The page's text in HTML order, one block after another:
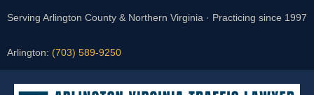
Serving Arlington County & Northern Virginia · Practicing since 1997
Arlington: (703) 589-9250